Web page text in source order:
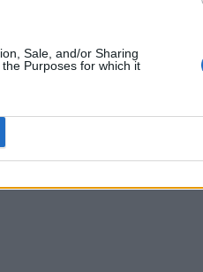
Sale, and/or Sharing
Purposes for which it